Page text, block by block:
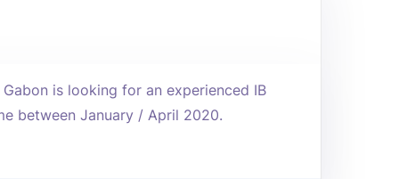
is looking for an experienced IB
between January / April 2020.